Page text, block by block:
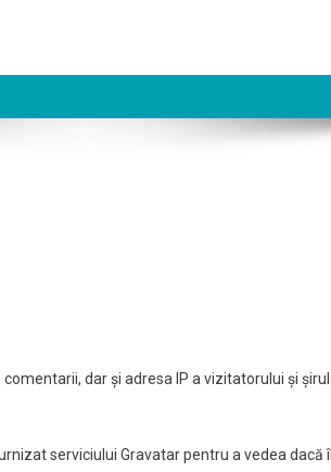
dar și adresa IP a vizitatorului și șirul
serviciului Gravatar pentru a vedea dacă îl